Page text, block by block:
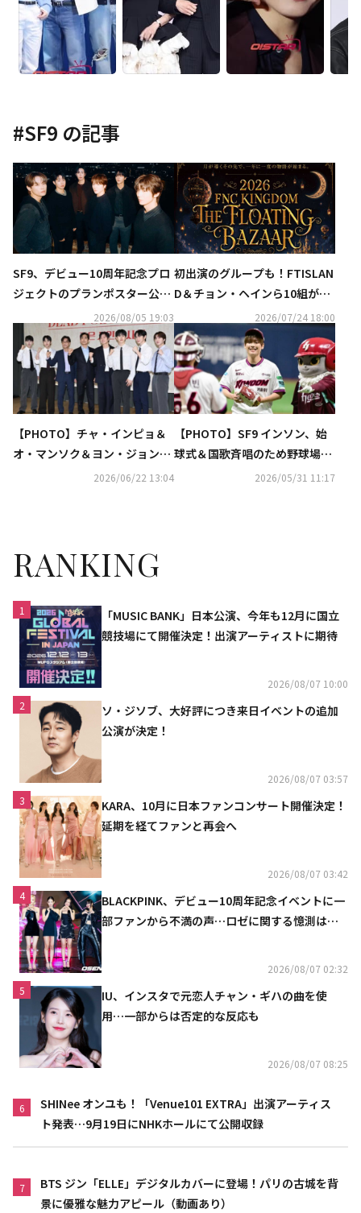
#SF9 の記事
SF9、デビュー10周年記念プロ
ジェクトのプランポスター公
開！2ndフルアルバムを8月26
日にリリース
2026/08/05 19:03
初出演のグループも！FTISLAN
D＆チョン・ヘインら10組が集
結「FNC KINGDOM」日本で12
月に開催決定
2026/07/24 18:00
【PHOTO】チャ・インピョ＆
オ・マンソク＆ヨン・ジョンフ
ンら、演劇「いまを生きる」制
2026/06/22 13:04
【PHOTO】SF9 インソン、始
球式＆国歌斉唱のため野球場に
2026/05/31 11:17
RANKING
1
「MUSIC BANK」日本公演、今年も12月に国立
競技場にて開催決定！出演アーティストに期待
2026/08/07 10:00
2
ソ・ジソブ、大好評につき来日イベントの追加
公演が決定！
2026/08/07 03:57
3
KARA、10月に日本ファンコンサート開催決定！
延期を経てファンと再会へ
2026/08/07 03:42
4
BLACKPINK、デビュー10周年記念イベントに一
部ファンから不満の声…ロゼに関する憶測は否
2026/08/07 02:32
5
IU、インスタで元恋人チャン・ギハの曲を使
用…一部からは否定的な反応も
2026/08/07 08:25
6
SHINee オンユも！「Venue101 EXTRA」出演アーティス
ト発表…9月19日にNHKホールにて公開収録
7
BTS ジン「ELLE」デジタルカバーに登場！パリの古城を背
景に優雅な魅力アピール（動画あり）